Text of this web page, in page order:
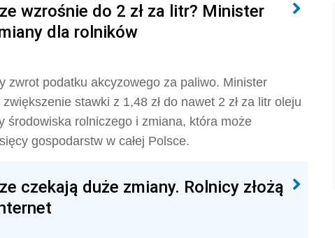
wzrośnie do 2 zł za litr? Minister
dla rolników
zwrot podatku akcyzowego za paliwo. Minister
stawki z 1,48 zł do nawet 2 zł za litr oleju
środowiska rolniczego i zmiana, która może
gospodarstw w całej Polsce.
czekają duże zmiany. Rolnicy złożą